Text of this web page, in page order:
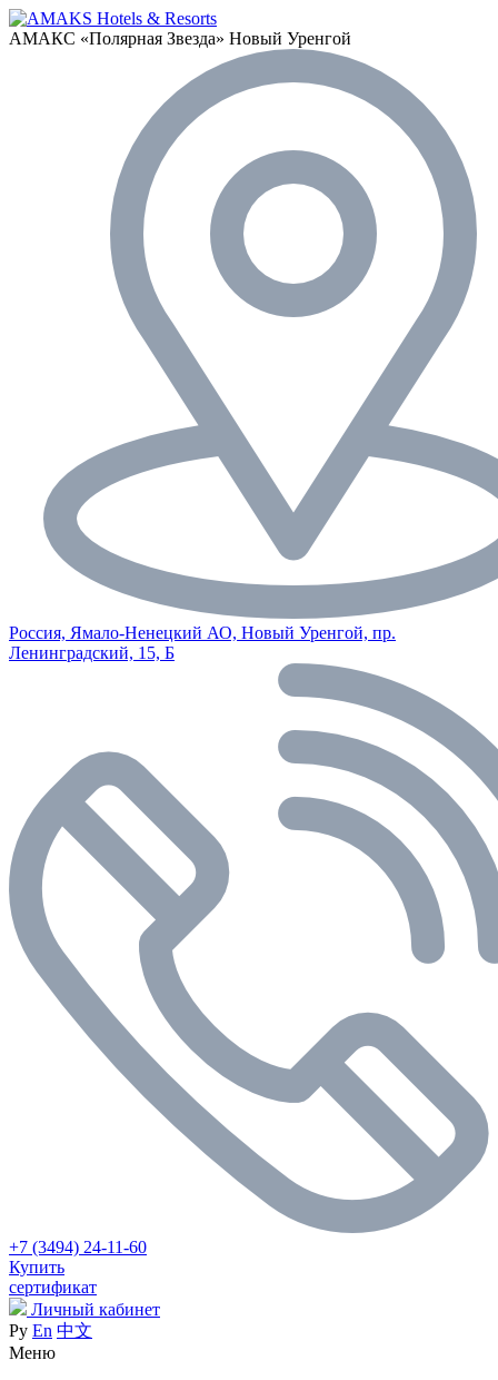
АМАКС «Полярная Звезда» Новый Уренгой
Россия, Ямало-Ненецкий АО, Новый Уренгой, пр.
Ленинградский, 15, Б
+7 (3494) 24-11-60
Купить
сертификат
Личный кабинет
Ру En 中文
Меню